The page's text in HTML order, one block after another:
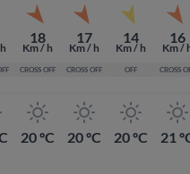
18
Km / h
CROSS OFF
20 ºC
17
Km / h
CROSS OFF
20 ºC
14
Km / h
OFF
20 ºC
16
Km /
CROSS
21